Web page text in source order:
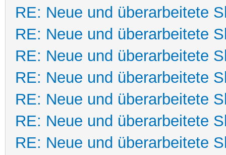
RE: Neue und überarbeitete
RE: Neue und überarbeitete
RE: Neue und überarbeitete
RE: Neue und überarbeitete
RE: Neue und überarbeitete
RE: Neue und überarbeitete
RE: Neue und überarbeitete